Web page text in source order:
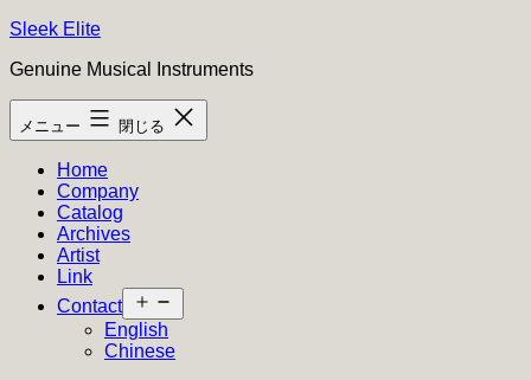
コ
テ
ン
ツ
Sleek Elite
Genuine Musical Instruments
メニュー 閉じる
Home
Company
Catalog
Archives
Artist
Link
Contact
ニ
ー
English
Chinese